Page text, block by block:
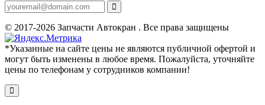
© 2017-2026 Запчасти Автокран . Все права защищены
*Указанные на сайте цены не являются публичной офертой и
могут быть изменены в любое время. Пожалуйста, уточняйте
цены по телефонам у сотрудников компании!